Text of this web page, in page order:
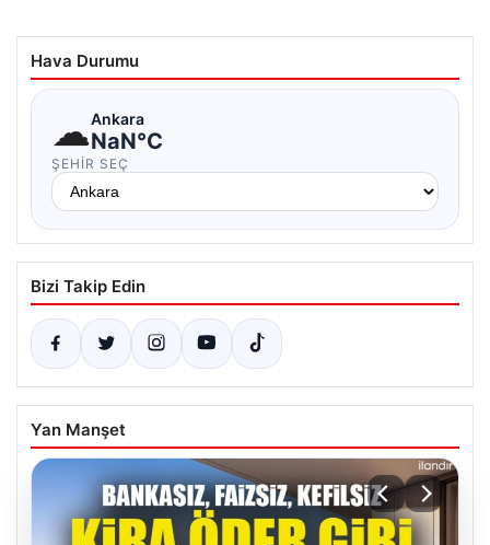
Hava Durumu
☁Ankara
NaN°C
ŞEHIR SEÇ
Bizi Takip Edin
Yan Manşet